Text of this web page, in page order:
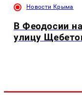
Новости Крыма
В Феодосии
улицу